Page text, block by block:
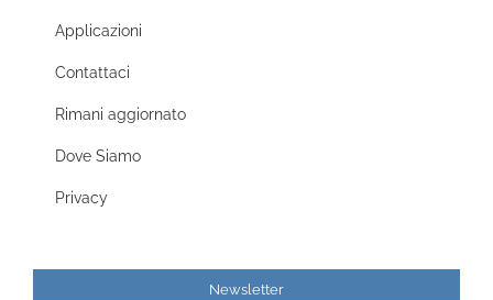
Applicazioni
Contattaci
Rimani aggiornato
Dove Siamo
Privacy
Newsletter